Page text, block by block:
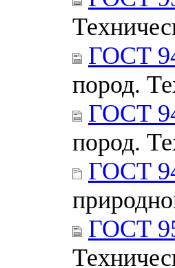
ГОСТ
пород.
ГОСТ
пород.
ГОСТ
ГОСТ